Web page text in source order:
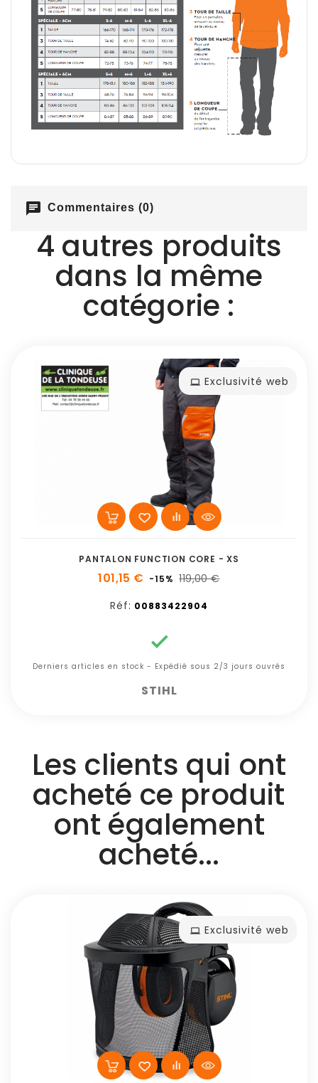
chat Commentaires (0)
4 autres produits
dans la même
catégorie :
Exclusivité web
PANTALON FUNCTION CORE - XS
101,15 € -15% 119,00 €
Réf: 00883422904

Derniers articles en stock - Expédié sous 2/3 jours ouvrés
STIHL
Les clients qui ont
acheté ce produit
ont également
acheté...
Exclusivité web